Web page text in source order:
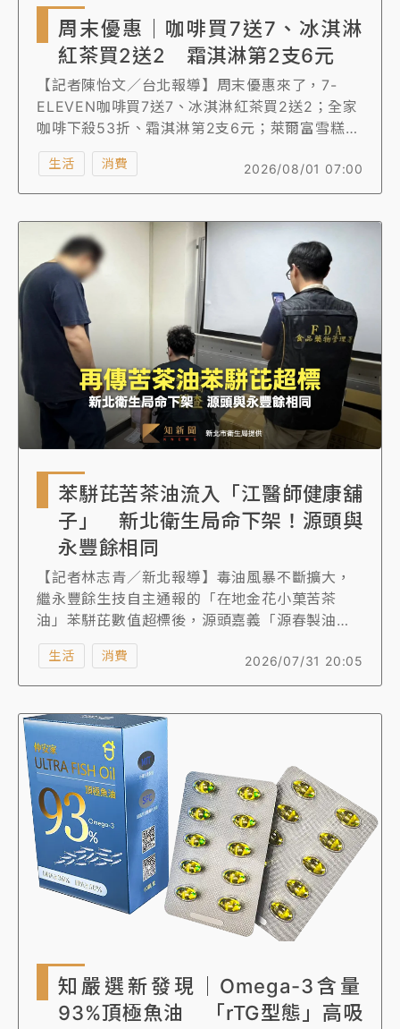
周末優惠｜咖啡買7送7、冰淇淋
紅茶買2送2 霜淇淋第2支6元
【記者陳怡文／台北報導】周末優惠來了，7-
ELEVEN咖啡買7送7、冰淇淋紅茶買2送2；全家
咖啡下殺53折、霜淇淋第2支6元；萊爾富雪糕、
紅茶、泡麵買1送1；OKCAFE多款優惠，如楊枝
甘露冰沙、大杯草莓戀乳雪露最殺41折。
2026/08/01 07:00
生活 消費
苯駢芘苦茶油流入「江醫師健康舖
子」 新北衛生局命下架！源頭與
永豐餘相同
【記者林志青／新北報導】毒油風暴不斷擴大，
繼永豐餘生技自主通報的「在地金花小菓苦茶
油」苯駢芘數值超標後，源頭嘉義「源春製油
廠」代工代料生產的國際機能食品「台灣苦茶
油」，也自主通報苯駢芘超標，除業者已通知自
有門市下架外，新北市衛生局也會同食藥署現場
實保障消費者權益。
2026/07/31 20:05
生活 消費
知嚴選新發現｜Omega-3含量
93%頂極魚油 「rTG型態」高吸